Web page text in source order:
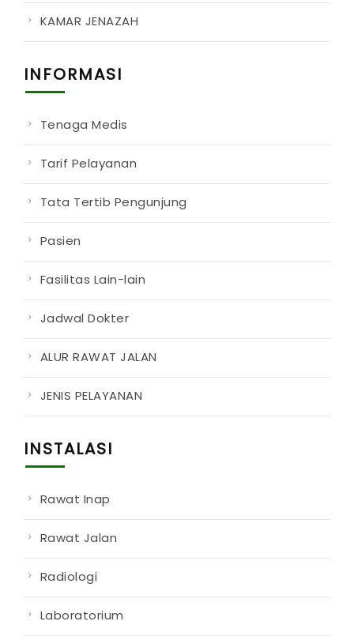
KAMAR JENAZAH
INFORMASI
Tenaga Medis
Tarif Pelayanan
Tata Tertib Pengunjung
Pasien
Fasilitas Lain-lain
Jadwal Dokter
ALUR RAWAT JALAN
JENIS PELAYANAN
INSTALASI
Rawat Inap
Rawat Jalan
Radiologi
Laboratorium